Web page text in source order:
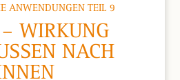
ANWENDUNGEN TEIL 9
WIRKUNG
NACH I